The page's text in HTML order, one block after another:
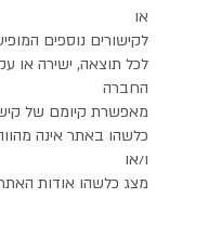
או
לקישורים נוספים
לכל תוצאה, ישירה או
החברה
מאפשרת קיומם של
כלשהו באתר אינה
ו/או
מצג כלשהו אודות